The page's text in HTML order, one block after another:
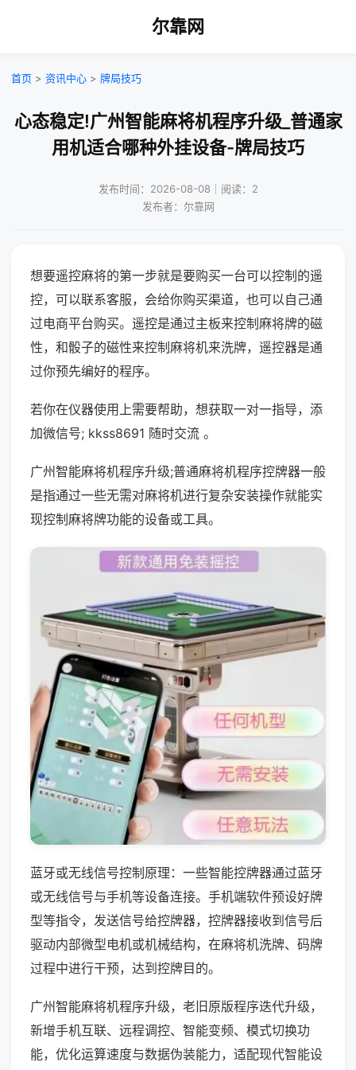
尔靠网
首页 > 资讯中心 > 牌局技巧
心态稳定!广州智能麻将机程序升级_普通家
用机适合哪种外挂设备-牌局技巧
发布时间：2026-08-08｜阅读：2
发布者：尔靠网
想要遥控麻将的第一步就是要购买一台可以控制的遥
控，可以联系客服，会给你购买渠道，也可以自己通
过电商平台购买。遥控是通过主板来控制麻将牌的磁
性，和骰子的磁性来控制麻将机来洗牌，遥控器是通
过你预先编好的程序。
若你在仪器使用上需要帮助，想获取一对一指导，添
加微信号; kkss8691 随时交流 。
广州智能麻将机程序升级;普通麻将机程序控牌器一般
是指通过一些无需对麻将机进行复杂安装操作就能实
现控制麻将牌功能的设备或工具。
蓝牙或无线信号控制原理：一些智能控牌器通过蓝牙
或无线信号与手机等设备连接。手机端软件预设好牌
型等指令，发送信号给控牌器，控牌器接收到信号后
驱动内部微型电机或机械结构，在麻将机洗牌、码牌
过程中进行干预，达到控牌目的。
广州智能麻将机程序升级，老旧原版程序迭代升级，
新增手机互联、远程调控、智能变频、模式切换功
能，优化运算速度与数据伪装能力，适配现代智能设